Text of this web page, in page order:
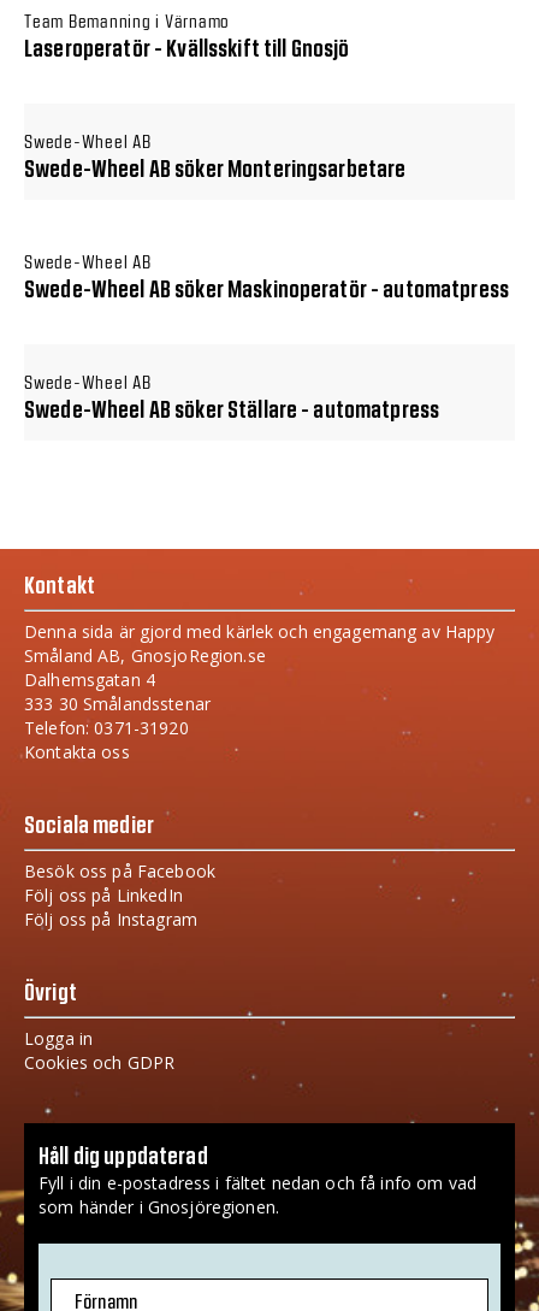
Team Bemanning i Värnamo
Laseroperatör - Kvällsskift till Gnosjö
Swede-Wheel AB
Swede-Wheel AB söker Monteringsarbetare
Swede-Wheel AB
Swede-Wheel AB söker Maskinoperatör - automatpress
Swede-Wheel AB
Swede-Wheel AB söker Ställare - automatpress
Kontakt
Denna sida är gjord med kärlek och engagemang av Happy
Småland AB, GnosjoRegion.se
Dalhemsgatan 4
333 30 Smålandsstenar
Telefon: 0371-31920
Kontakta oss
Sociala medier
Besök oss på Facebook
Följ oss på LinkedIn
Följ oss på Instagram
Övrigt
Logga in
Cookies och GDPR
Håll dig uppdaterad
Fyll i din e-postadress i fältet nedan och få info om vad
som händer i Gnosjöregionen.
Förnamn